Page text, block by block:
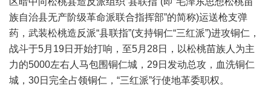
族自治县无产阶级革命派联合指挥部”的简称)运送枪支弹
药，武装松桃造反派“县联指”(支持铜仁“三红派”)进攻铜仁，
战斗于5月19日开始打响，至5月28日，以松桃苗族人为主
力的5000左右人马包围铜仁城，29日发动总攻，血洗铜仁
城，30日完全占领铜仁，“三红派”行使地革委职权。